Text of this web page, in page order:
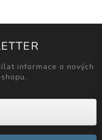
informace o nových